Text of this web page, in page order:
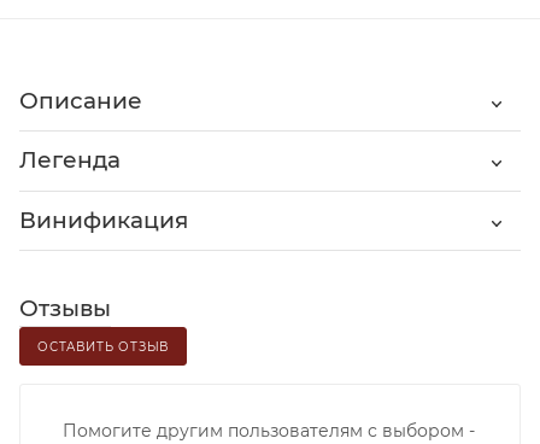
Описание
Легенда
Винификация
Отзывы
ОСТАВИТЬ ОТЗЫВ
Помогите другим пользователям с выбором -